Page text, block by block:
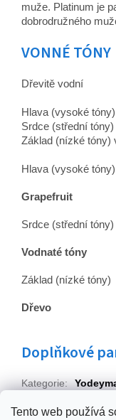
Tento web používá
muže. Platinum je
dobrodružného
VONNÉ TÓNY
Dřevitě vodní
Hlava (vysoké
Srdce (střední
Základ (nízké tóny)
Hlava (vysoké tóny)
Grapefruit
Srdce (střední tóny)
Vodnaté tóny
Základ (nízké tóny)
Dřevo
Doplňkové
Kategorie: